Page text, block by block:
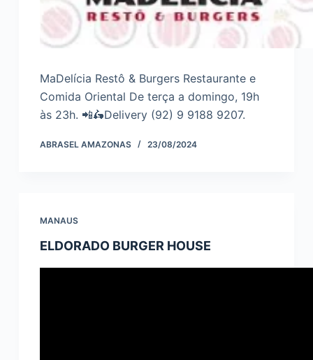
MaDelícia Restô & Burgers Restaurante e
Comida Oriental De terça a domingo, 19h
às 23h. 📲🛵Delivery (92) 9 9188 9207.
ABRASEL AMAZONAS 23/08/2024
MANAUS
ELDORADO BURGER HOUSE